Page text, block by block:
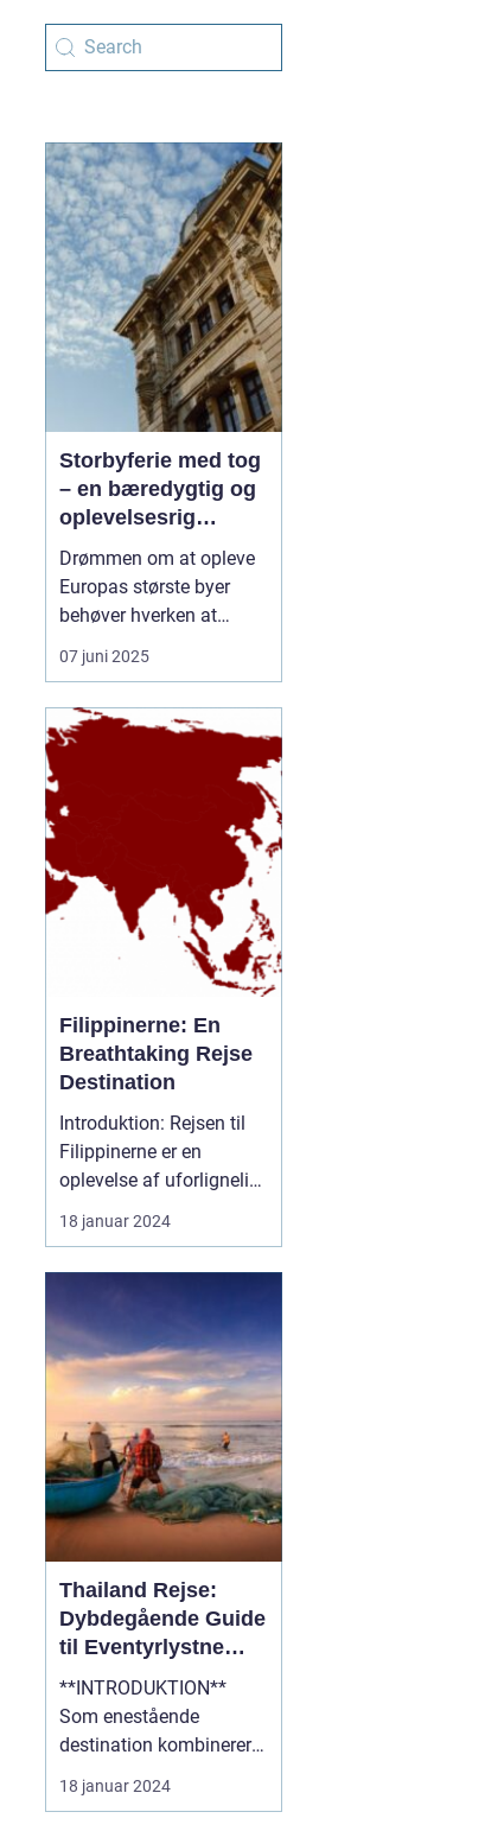
Storbyferie med tog
– en bæredygtig og
oplevelsesrig
rejseform
Drømmen om at opleve
Europas største byer
behøver hverken at
inkludere lange
ventetider i lufthavnen
udledninger. En
klimavenligt alternativ til
07 juni 2025
Filippinerne: En
Breathtaking Rejse
Destination
Introduktion: Rejsen til
Filippinerne er en
oplevelse af uforlignelig
skønhed og dyb kultur.
Dette eventyrland skaber
strande, frodige
regnskove,
dybhavsdykning og en
unik kulturel arv. Denne
artikel tage...
18 januar 2024
Thailand Rejse:
Dybdegående Guide
til Eventyrlystne
Rejsende
**INTRODUKTION**
Som enestående
destination kombinerer
Thailand det bedste af
kultur, natur og eventyr,
18 januar 2024